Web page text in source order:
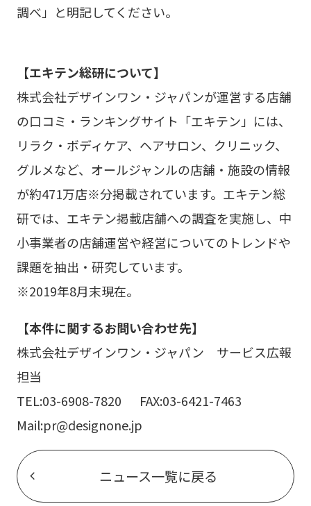
調べ」と明記してください。
【エキテン総研について】
株式会社デザインワン・ジャパンが運営する店舗
の口コミ・ランキングサイト「エキテン」には、
リラク・ボディケア、ヘアサロン、クリニック、
グルメなど、オールジャンルの店舗・施設の情報
が約471万店※分掲載されています。エキテン総
研では、エキテン掲載店舗への調査を実施し、中
小事業者の店舗運営や経営についてのトレンドや
課題を抽出・研究しています。
※2019年8月末現在。
【本件に関するお問い合わせ先】
株式会社デザインワン・ジャパン サービス広報
担当
TEL:03-6908-7820 FAX:03-6421-7463
Mail:pr@designone.jp
ニュース一覧に戻る